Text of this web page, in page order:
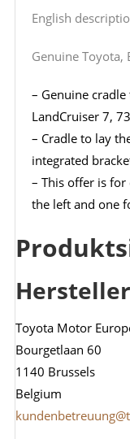
English
Genuine Toyota,
– Genuine
LandCruiser 7,
– Cradle to lay
integrated
– This offer is for
the left and one
Toyota Motor
Bourgetlaan 60
1140 Brussels
Belgium